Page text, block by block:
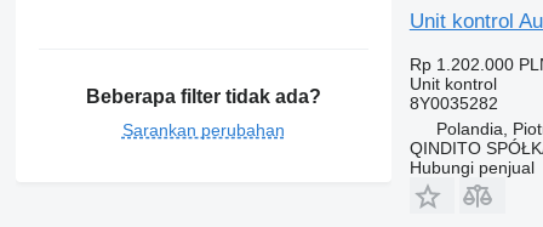
Beberapa filter tidak ada?
Sarankan perubahan
Unit kontrol
Rp 1.202.000
Unit kontrol
8Y0035282
Polandia,
QINDITO
Hubungi penjual